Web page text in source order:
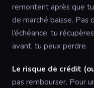
remontent après que
de marché baisse. Pas
l’échéance, tu
avant, tu peux perdre.
Le risque de crédit
pas rembourser. Pour